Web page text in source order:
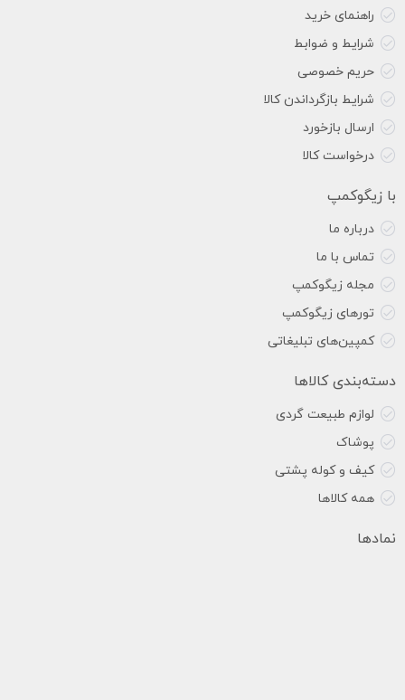
راهنمای خرید
شرایط و ضوابط
حریم خصوصی
شرایط بازگرداندن کالا
ارسال بازخورد
درخواست کالا
با زیگوکمپ
درباره ما
تماس با ما
مجله زیگوکمپ
تورهای زیگوکمپ
کمپین‌های تبلیغاتی
دسته‌بندی کالاها
لوازم طبیعت گردی
پوشاک
کیف و کوله پشتی
همه کالاها
نمادها